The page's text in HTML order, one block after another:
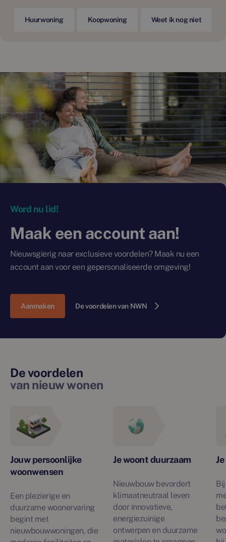
Huurwoning Koopwoning Weet ik nog niet
Word nu lid!
Maak een account aan!
Nieuwsgierig naar exclusieve voordelen? Maak nu een
account aan voor een gepersonaliseerde omgeving!
Aanmaken De voordelen van NWN
De voordelen
van nieuw wonen
Jouw persoonlijke
woonwensen
Een plezierige en
duurzame woonervaring
begint met
nieuwbouwwoningen, die
Je woont duurzaam
Nieuwbouw bevordert
klimaatneutraal leven
door innovatieve,
energiezuinige
ontwerpen en duurzame